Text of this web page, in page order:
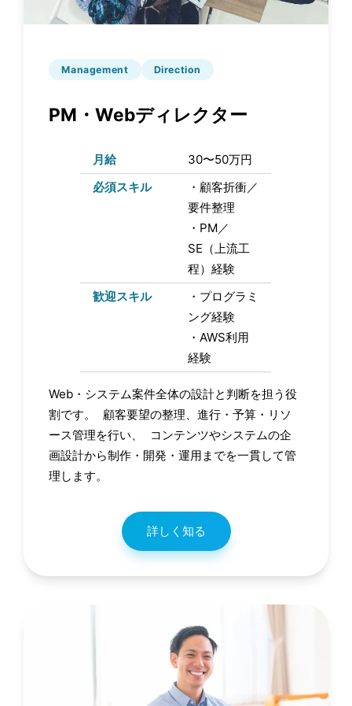
Management Direction
PM・Webディレクター
月給
30〜50万円
必須スキル
・顧客折衝／
要件整理
・PM／
SE（上流工
程）経験
歓迎スキル
・プログラミ
ング経験
・AWS利用
経験
Web・システム案件全体の設計と判断を担う役
割です。 顧客要望の整理、進行・予算・リソ
ース管理を行い、 コンテンツやシステムの企
画設計から制作・開発・運用までを一貫して管
理します。
詳しく知る